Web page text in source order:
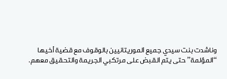
وناشدت بنت سيدي جميع الموريتانيين بالوقوف مع قضية أخيها
“المؤلمة” حتى يتم القبض على مرتكبي الجريمة والتحقيق معهم.